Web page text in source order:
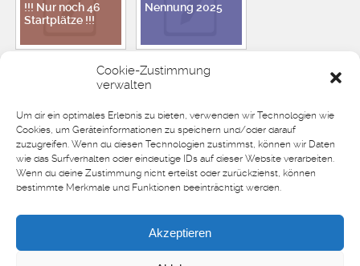
Cookie-Zustimmung
verwalten
Um dir ein optimales Erlebnis zu bieten, verwenden wir Technologien wie
Cookies, um Geräteinformationen zu speichern und/oder darauf
zuzugreifen. Wenn du diesen Technologien zustimmst, können wir Daten
wie das Surfverhalten oder eindeutige IDs auf dieser Website verarbeiten.
Wenn du deine Zustimmung nicht erteilst oder zurückziehst, können
bestimmte Merkmale und Funktionen beeinträchtigt werden.
Akzeptieren
!!! Nur noch 46
Startplätze !!!
Nennung 2025
Starterliste & Infos
DDML 24
Nennung DDML
24